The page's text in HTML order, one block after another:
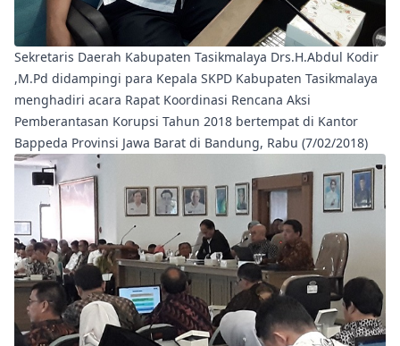
Sekretaris Daerah Kabupaten Tasikmalaya Drs.H.Abdul Kodir
,M.Pd didampingi para Kepala SKPD Kabupaten Tasikmalaya
menghadiri acara Rapat Koordinasi Rencana Aksi
Pemberantasan Korupsi Tahun 2018 bertempat di Kantor
Bappeda Provinsi Jawa Barat di Bandung, Rabu (7/02/2018)